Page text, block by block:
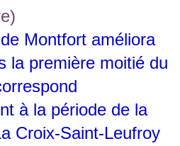
Montfort améliora
la première moitié du
à la période de la
Croix-Saint-Leufroy